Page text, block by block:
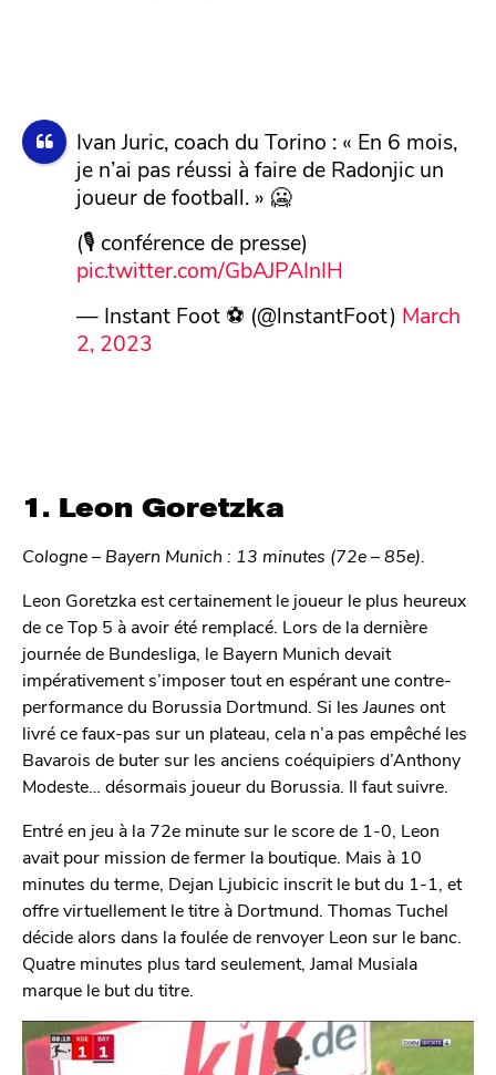
Ivan Juric, coach du Torino : « En 6 mois,
je n’ai pas réussi à faire de Radonjic un
joueur de football. » 🥶
(🎙️ conférence de presse)
pic.twitter.com/GbAJPAInIH
— Instant Foot ⚽️ (@lnstantFoot) March
2, 2023
1. Leon Goretzka
Cologne – Bayern Munich : 13 minutes (72e – 85e).
Leon Goretzka est certainement le joueur le plus heureux
de ce Top 5 à avoir été remplacé. Lors de la dernière
journée de Bundesliga, le Bayern Munich devait
impérativement s’imposer tout en espérant une contre-
performance du Borussia Dortmund. Si les Jaunes ont
livré ce faux-pas sur un plateau, cela n’a pas empêché les
Bavarois de buter sur les anciens coéquipiers d’Anthony
Modeste… désormais joueur du Borussia. Il faut suivre.
Entré en jeu à la 72e minute sur le score de 1-0, Leon
avait pour mission de fermer la boutique. Mais à 10
minutes du terme, Dejan Ljubicic inscrit le but du 1-1, et
offre virtuellement le titre à Dortmund. Thomas Tuchel
décide alors dans la foulée de renvoyer Leon sur le banc.
Quatre minutes plus tard seulement, Jamal Musiala
marque le but du titre.